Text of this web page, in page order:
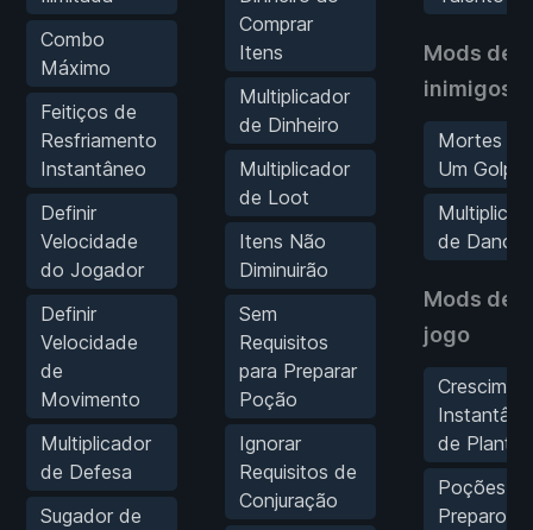
Combo
Máximo
Feitiços de
Resfriamento
Instantâneo
Definir
Velocidade
do Jogador
Definir
Velocidade
de
Movimento
Multiplicador
de Defesa
Sugador de
Comprar
Itens
Multiplicador
de Dinheiro
Multiplicador
de Loot
Itens Não
Diminuirão
Sem
Requisitos
para Preparar
Poção
Ignorar
Requisitos de
Conjuração
Mods de
inimigos
Mortes
Um Golpe
de Dano
Mods de
jogo
de Plantas
Poções de
Preparo